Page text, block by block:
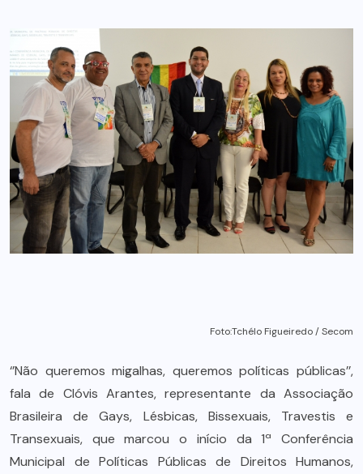
Foto:Tchélo Figueiredo / Secom
‘’Não queremos migalhas, queremos políticas públicas’’,
fala de Clóvis Arantes, representante da Associação
Brasileira de Gays, Lésbicas, Bissexuais, Travestis e
Transexuais, que marcou o início da 1ª Conferência
Municipal de Políticas Públicas de Direitos Humanos,